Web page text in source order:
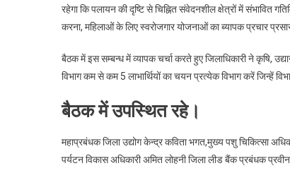
रहेगा कि पलायन की दृष्टि से चिह्नित संवेदनशील क्षेत्रों में संभावित
करना, महिलाओं के लिए स्वरोजगार योजनाओं का ब्यापक प्रचार
बैठक में इस सम्बन्ध में व्यापक चर्चा करते हुए जिलाधिकारी ने कृषि,
विभाग कम से कम 5 लाभार्थियों का चयन प्रत्येक विभाग करें जिन्हें
बैठक में उपस्थित रहे।
महाप्रबंधक जिला उद्योग केन्द्र कविता भगत,मुख्य पशु चिकित्सा
पर्यटन विकास अधिकारी अमित लोहनी जिला लीड बैंक प्रबंधक प्रवीन